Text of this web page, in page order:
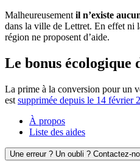
Malheureusement il n’existe
dans la ville de Lettret. En effet ni
région ne proposent d’aide.
Le bonus écologique
La prime à la conversion pour un
est supprimée depuis le 14 février
À propos
Liste des aides
Une erreur ? Un oubli ? Contactez-